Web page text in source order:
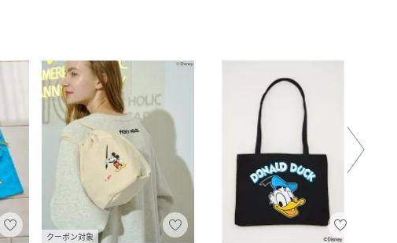
クーポン対象